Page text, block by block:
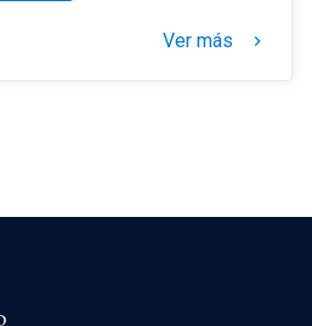
Ver más keyboard_arrow_right